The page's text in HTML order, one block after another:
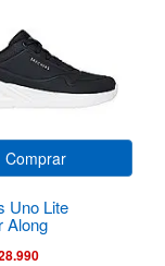
Comprar
Uno Lite
Along